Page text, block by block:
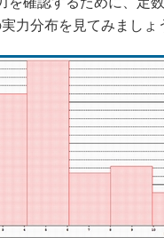
力分布を見てみましょ